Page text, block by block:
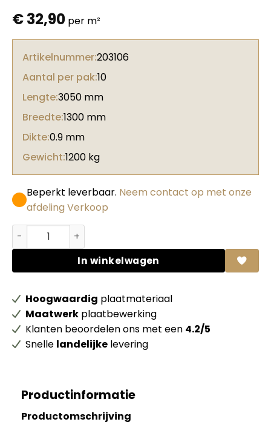
€32,90 per m²
Artikelnummer:203106
Aantal per pak:10
Lengte:3050 mm
Breedte:1300 mm
Dikte:0.9 mm
Gewicht:1200 kg
Beperkt leverbaar. Neem contact op met onze
afdeling Verkoop
Abet HPL 1951 Velwood BK Hidalgo leon aantal
In winkelwagen
Hoogwaardig plaatmateriaal
Maatwerk plaatbewerking
Klanten beoordelen ons met een 4.2/5
Snelle landelijke levering
Productinformatie
Productomschrijving